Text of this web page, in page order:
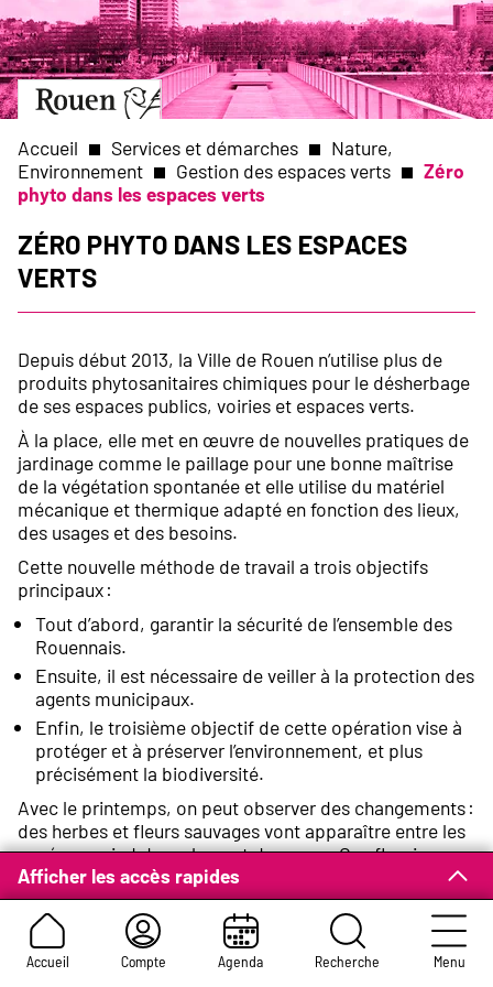
Aller
au
contenu
principal
Aller
à
page
d’accueil
Slide
1
of
1
Accueil Compte Agenda Recherche Menu
Fil
d'Ariane
Accueil Services et démarches
Nature,
Environnement
Gestion des espaces verts
Zéro
phyto dans les espaces verts
Zéro phyto dans les espaces
verts
Afficher les accès rapides
Depuis début 2013, la Ville de Rouen n’utilise plus de
produits phytosanitaires chimiques pour le désherbage
de ses espaces publics, voiries et espaces verts.
À la place, elle met en œuvre de nouvelles pratiques de
jardinage comme le paillage pour une bonne maîtrise
de la végétation spontanée et elle utilise du matériel
mécanique et thermique adapté en fonction des lieux,
des usages et des besoins.
Cette nouvelle méthode de travail a trois objectifs
principaux :
Tout d’abord, garantir la sécurité de l’ensemble des
Rouennais.
Ensuite, il est nécessaire de veiller à la protection des
agents municipaux.
Enfin, le troisième objectif de cette opération vise à
protéger et à préserver l’environnement, et plus
précisément la biodiversité.
Avec le printemps, on peut observer des changements :
des herbes et fleurs sauvages vont apparaître entre les
pavés, au pied des arbres et des murs. Ces floraisons
spontanées et sauvages donneront un nouveau souffle
aux rues de la ville !
Dans cette démarche, la Ville de Rouen est
accompagnée par l’Agence de l’Eau Seine Normandie